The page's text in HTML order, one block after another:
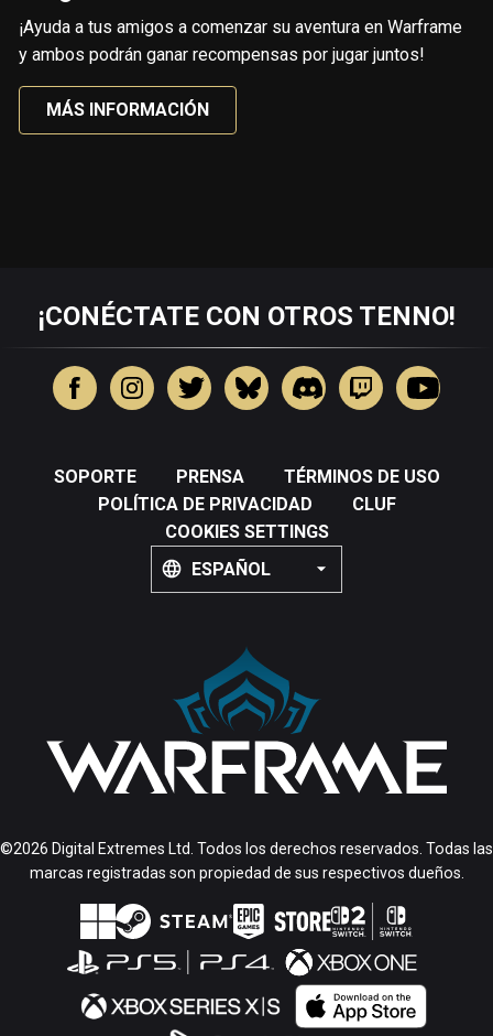
¡Ayuda a tus amigos a comenzar su aventura en Warframe
y ambos podrán ganar recompensas por jugar juntos!
MÁS INFORMACIÓN
¡CONÉCTATE CON OTROS TENNO!
SOPORTE PRENSA
TÉRMINOS DE USO
POLÍTICA DE PRIVACIDAD
CLUF
COOKIES SETTINGS
ESPAÑOL
©2026 Digital Extremes Ltd. Todos los derechos reservados. Todas las
marcas registradas son propiedad de sus respectivos dueños.